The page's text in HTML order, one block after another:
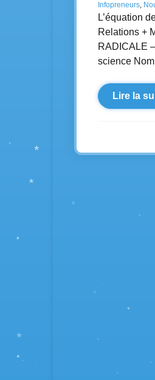
Infopreneurs,
L’équation
Relations +
RADICALE
science
Lire la